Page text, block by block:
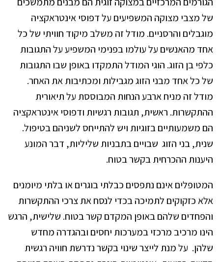
של מצבי מצוקה המשפיעים על דפוסי אינטראקציה
מוגבלים והרסניים. מודל זה משלב מיקוד חוויתי של כל
אחד מהאנשים על עולמו בפנימי המשפיע על התגובות
כלפי בן הזוג. הוגי המודל התמקדו באופן שבו התגובות
של כל אחד מבני הזוג מגבילות ומכתיבות את האחר.
מודל זה מניח ארבע הנחות המבוססת על תיאורית
ההתקשרות. ראשית, תגובות רגשיות ודפוסי אינטראקציה
הם משמעותיים בזוגיות ויש להתייחס לשניהם בטיפול.
שנית, בני הזוג שבויים בתבניות שליליות, דבר המונע
היענות ההכרחית בקשר בטוח.
המטופלים אינם נתפסים כבלתי בוגרים או בלתי מיומנים
אלא כזקוקים לתמיכה בכדי לנסח את צרכי ההתקשרות
והפחדים שלהם באופן המקדם קשר בטוח. שלישית, הרגש
הינו מרכיב מרכזי במערכות יחסים ובהגדרה מחדש
שלהן. על מנת לייצר שינוי בקשר נדרשת חוויה רגשית